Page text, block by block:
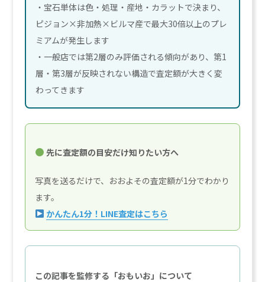
・宝石単体は色・処理・産地・カラットで決まり、
ピジョン×非加熱×ビルマ産で最大30倍以上のプレ
ミアムが発生します
・一般店では第2層のみ評価される傾向があり、第1
層・第3層が反映されない構造で査定額が大きく変
わってきます
先に査定額の目安だけ知りたい方へ
写真を送るだけで、おおよその査定額が1分でわかり
ます。
かんたん1分！LINE査定はこちら
この記事を監修する「おもいお」について